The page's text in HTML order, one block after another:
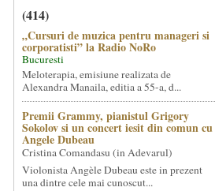
(414)
„Cursuri de muzica pentru manageri si
corporatisti” la Radio NoRo
Bucuresti
Meloterapia, emisiune realizata de
Alexandra Manaila, editia a 55-a, d...
Premii Grammy, pianistul Grigory
Sokolov si un concert iesit din comun cu
Angele Dubeau
Cristina Comandasu (in Adevarul)
Violonista Angèle Dubeau este in prezent
una dintre cele mai cunoscut...